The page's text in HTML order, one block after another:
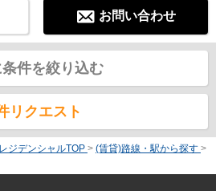
お問い合わせ
条件を絞り込む
リクエスト
ジデンシャルTOP > (賃貸)路線・駅から探す >